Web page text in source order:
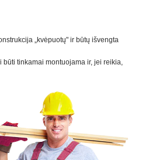
„kvėpuotų" ir būtų išvengta
tinkamai montuojama ir, jei reikia,